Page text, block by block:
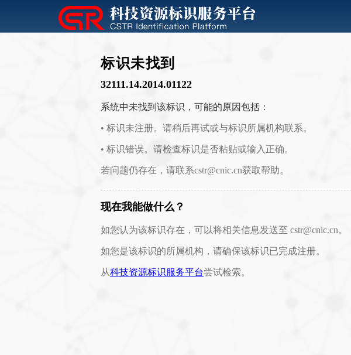
标识未找到
32111.14.2014.01122
系统中未找到该标识，可能的原因包括：
• 标识未注册。请稍后再试或与标识所属机构联系。
• 标识错误。请检查标识是否粘贴或输入正确。
若问题仍存在，请联系cstr@cnic.cn获取帮助。
现在我能做什么？
如您认为该标识存在，可以将相关信息发送至 cstr@cnic.cn。
如您是该标识的所属机构，请确保该标识已完成注册。
从科技资源标识服务平台尝试检索。